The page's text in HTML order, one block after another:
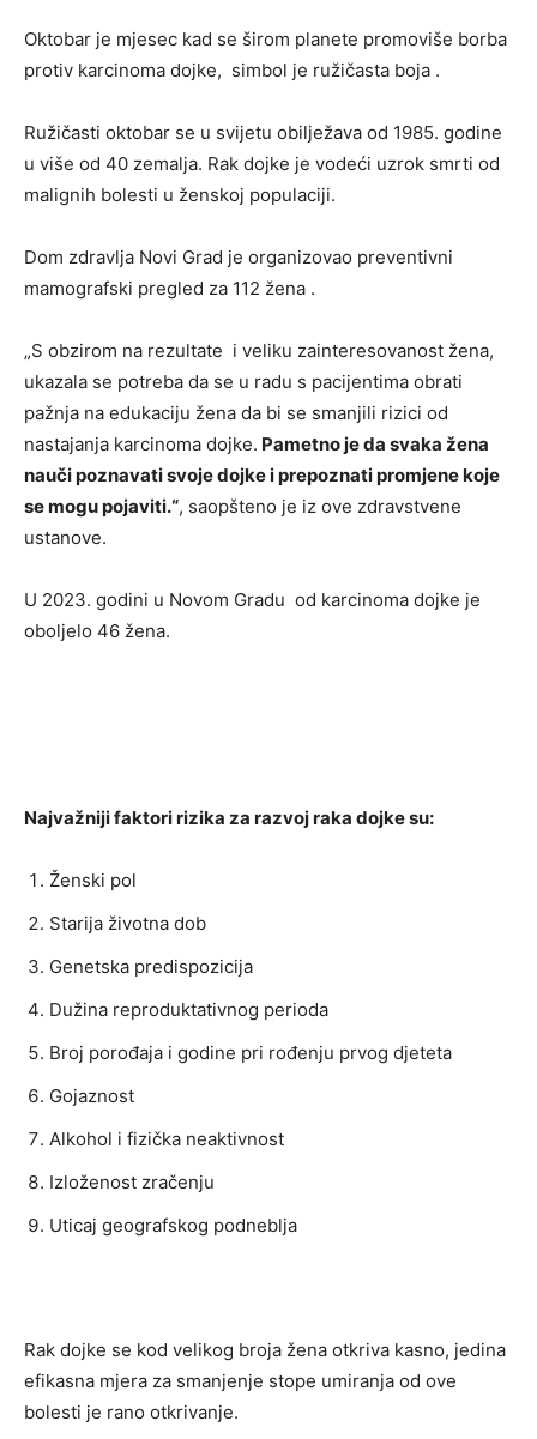
Oktobar je mjesec kad se širom planete promoviše borba
protiv karcinoma dojke, simbol je ružičasta boja .
Ružičasti oktobar se u svijetu obilježava od 1985. godine
u više od 40 zemalja. Rak dojke je vodeći uzrok smrti od
malignih bolesti u ženskoj populaciji.
Dom zdravlja Novi Grad je organizovao preventivni
mamografski pregled za 112 žena .
„S obzirom na rezultate i veliku zainteresovanost žena,
ukazala se potreba da se u radu s pacijentima obrati
pažnja na edukaciju žena da bi se smanjili rizici od
nastajanja karcinoma dojke. Pametno je da svaka žena
nauči poznavati svoje dojke i prepoznati promjene koje
se mogu pojaviti.“, saopšteno je iz ove zdravstvene
ustanove.
U 2023. godini u Novom Gradu od karcinoma dojke je
oboljelo 46 žena.
Najvažniji faktori rizika za razvoj raka dojke su:
Ženski pol
Starija životna dob
Genetska predispozicija
Dužina reproduktativnog perioda
Broj porođaja i godine pri rođenju prvog djeteta
Gojaznost
Alkohol i fizička neaktivnost
Izloženost zračenju
Uticaj geografskog podneblja
Rak dojke se kod velikog broja žena otkriva kasno, jedina
efikasna mjera za smanjenje stope umiranja od ove
bolesti je rano otkrivanje.